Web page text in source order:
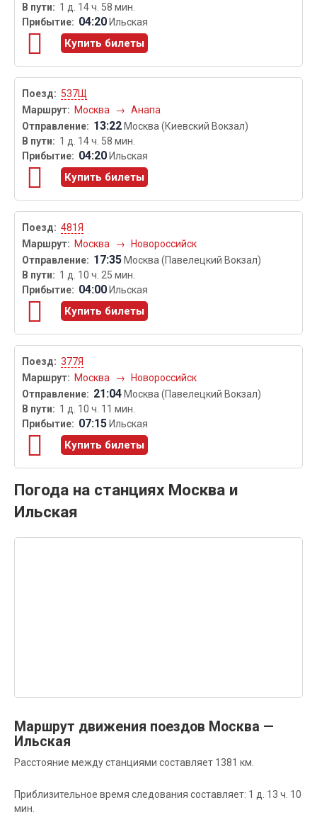
1 д. 14 ч. 58 мин.
04:20 Ильская
Купить билеты
537Щ
Москва
→ Анапа
13:22 Москва (Киевский Вокзал)
1 д. 14 ч. 58 мин.
04:20 Ильская
Купить билеты
481Я
Москва
→ Новороссийск
17:35 Москва (Павелецкий Вокзал)
1 д. 10 ч. 25 мин.
04:00 Ильская
Купить билеты
377Я
Москва
→ Новороссийск
21:04 Москва (Павелецкий Вокзал)
1 д. 10 ч. 11 мин.
07:15 Ильская
Купить билеты
Погода на станциях Москва и
Ильская
Маршрут движения поездов Москва —
Ильская
Расстояние между станциями составляет 1381 км.
Приблизительное время следования составляет: 1 д. 13 ч. 10
мин.